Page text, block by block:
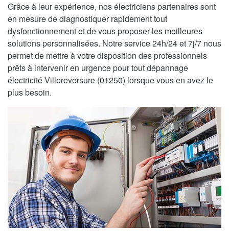
Grâce à leur expérience, nos électriciens partenaires sont
en mesure de diagnostiquer rapidement tout
dysfonctionnement et de vous proposer les meilleures
solutions personnalisées. Notre service 24h/24 et 7j/7 nous
permet de mettre à votre disposition des professionnels
prêts à intervenir en urgence pour tout dépannage
électricité Villereversure (01250) lorsque vous en avez le
plus besoin.